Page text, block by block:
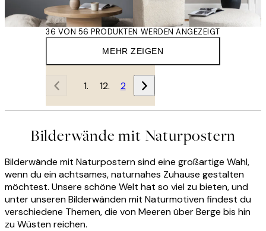
MEHR ZEIGEN
36 VON 56 PRODUKTEN WERDEN ANGEZEIGT
1 2
Bilderwände mit Naturpostern
Bilderwände mit Naturpostern sind eine großartige Wahl,
wenn du ein achtsames, naturnahes Zuhause gestalten
möchtest. Unsere schöne Welt hat so viel zu bieten, und
unter unseren Bilderwänden mit Naturmotiven findest du
verschiedene Themen, die von Meeren über Berge bis hin
zu Wüsten reichen.